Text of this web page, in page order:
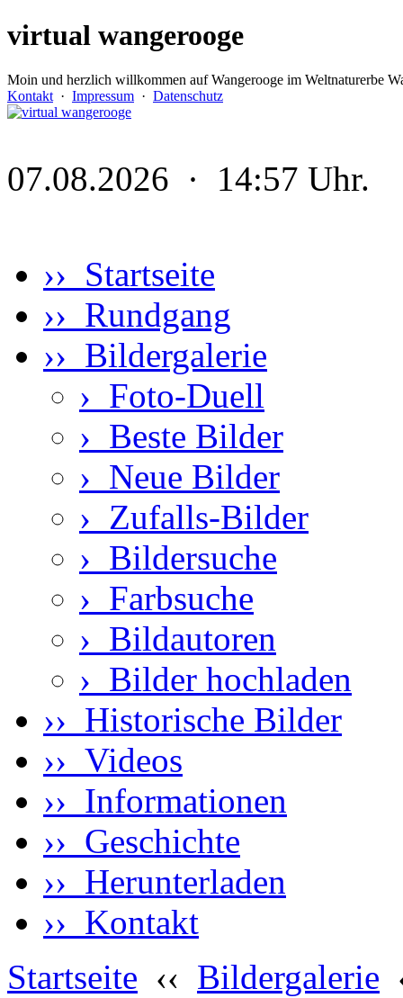
virtual wangerooge
Moin und herzlich willkommen auf Wangerooge im Weltnaturerbe
Kontakt · Impressum · Datenschutz
07.08.2026 · 14:57 Uhr.
›› Startseite
›› Rundgang
›› Bildergalerie
› Foto-Duell
› Beste Bilder
› Neue Bilder
› Zufalls-Bilder
› Bildersuche
› Farbsuche
› Bildautoren
› Bilder hochladen
›› Historische Bilder
›› Videos
›› Informationen
›› Geschichte
›› Herunterladen
›› Kontakt
Startseite ‹‹ Bildergalerie